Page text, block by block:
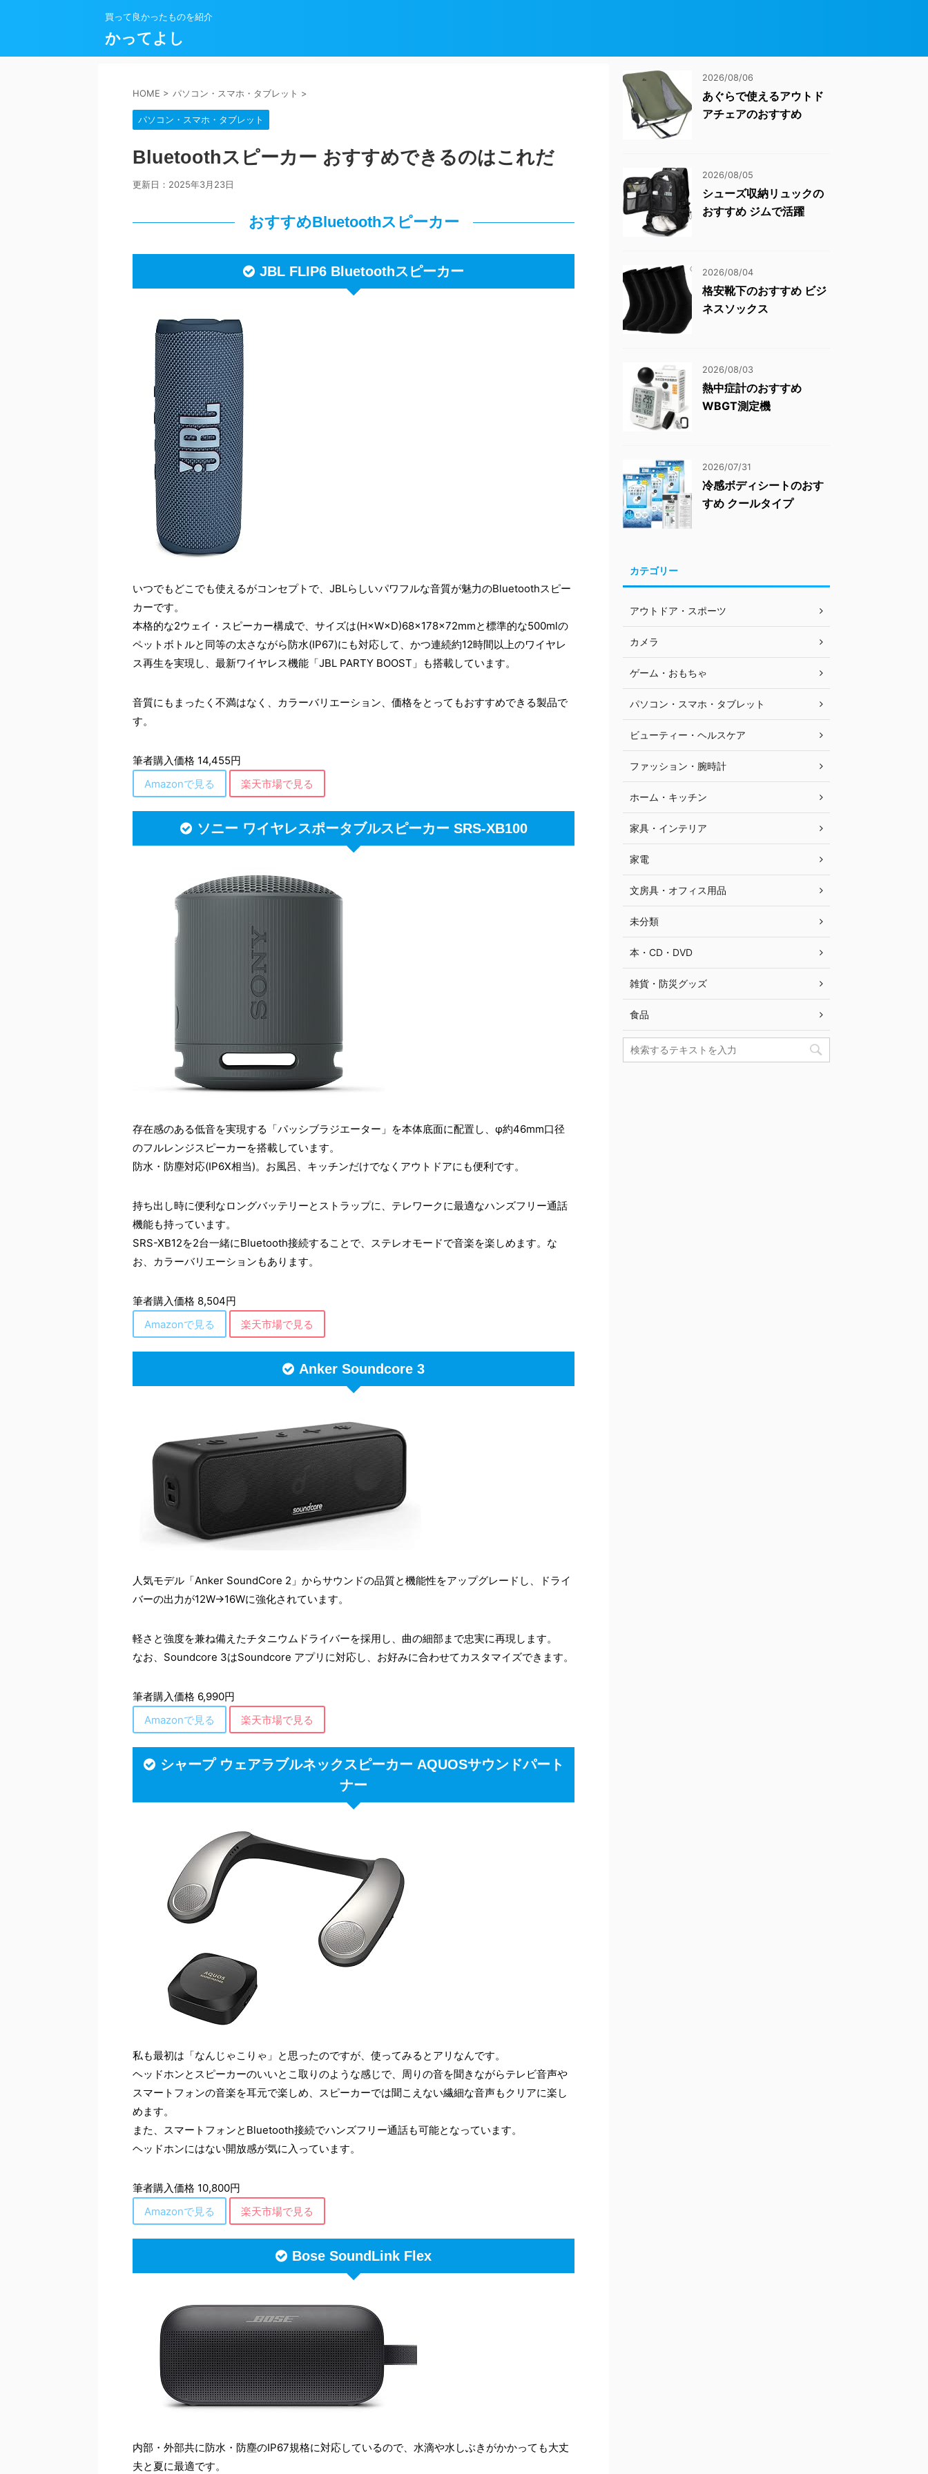
買って良かったものを紹介
かってよし
HOME > パソコン・スマホ・タブレット >
パソコン・スマホ・タブレット
Bluetoothスピーカー おすすめできるのはこれだ
更新日： 2025年3月23日
おすすめBluetoothスピーカー
JBL FLIP6 Bluetoothスピーカー
いつでもどこでも使えるがコンセプトで、JBLらしいパワフルな音質が魅力のBluetoothスピー
カーです。
本格的な2ウェイ・スピーカー構成で、サイズは(H×W×D)68×178×72mmと標準的な500mlの
ペットボトルと同等の太さながら防水(IP67)にも対応して、かつ連続約12時間以上のワイヤレ
ス再生を実現し、最新ワイヤレス機能「JBL PARTY BOOST」も搭載しています。
音質にもまったく不満はなく、カラーバリエーション、価格をとってもおすすめできる製品で
す。
筆者購入価格 14,455円
Amazonで見る
楽天市場で見る
ソニー ワイヤレスポータブルスピーカー SRS-XB100
存在感のある低音を実現する「パッシブラジエーター」を本体底面に配置し、φ約46mm口径
のフルレンジスピーカーを搭載しています。
防水・防塵対応(IP6X相当)。お風呂、キッチンだけでなくアウトドアにも便利です。
持ち出し時に便利なロングバッテリーとストラップに、テレワークに最適なハンズフリー通話
機能も持っています。
SRS-XB12を2台一緒にBluetooth接続することで、ステレオモードで音楽を楽しめます。な
お、カラーバリエーションもあります。
筆者購入価格 8,504円
Amazonで見る
楽天市場で見る
Anker Soundcore 3
⼈気モデル「Anker SoundCore 2」からサウンドの品質と機能性をアップグレードし、ドライ
バーの出⼒が12W→16Wに強化されています。
軽さと強度を兼ね備えたチタニウムドライバーを採⽤し、曲の細部まで忠実に再現します。
なお、Soundcore 3はSoundcore アプリに対応し、お好みに合わせてカスタマイズできます。
筆者購入価格 6,990円
Amazonで見る
楽天市場で見る
シャープ ウェアラブルネックスピーカー AQUOSサウンドパート
ナー
私も最初は「なんじゃこりゃ」と思ったのですが、使ってみるとアリなんです。
ヘッドホンとスピーカーのいいとこ取りのような感じで、周りの音を聞きながらテレビ音声や
スマートフォンの音楽を耳元で楽しめ、スピーカーでは聞こえない繊細な音声もクリアに楽し
めます。
また、スマートフォンとBluetooth接続でハンズフリー通話も可能となっています。
ヘッドホンにはない開放感が気に入っています。
筆者購入価格 10,800円
Amazonで見る
楽天市場で見る
Bose SoundLink Flex
内部・外部共に防水・防塵のIP67規格に対応しているので、水滴や水しぶきがかかっても大丈
夫と夏に最適です。
2026/08/06
あぐらで使えるアウトド
アチェアのおすすめ
2026/08/05
シューズ収納リュックの
おすすめ ジムで活躍
2026/08/04
格安靴下のおすすめ ビジ
ネスソックス
2026/08/03
熱中症計のおすすめ
WBGT測定機
2026/07/31
冷感ボディシートのおす
すめ クールタイプ
カテゴリー
アウトドア・スポーツ
カメラ
ゲーム・おもちゃ
パソコン・スマホ・タブレット
ビューティー・ヘルスケア
ファッション・腕時計
ホーム・キッチン
家具・インテリア
家電
文房具・オフィス用品
未分類
本・CD・DVD
雑貨・防災グッズ
食品